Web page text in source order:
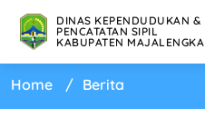
DINAS KEPENDUDUKAN &
PENCATATAN SIPIL
KABUPATEN MAJALENGKA
Home Berita